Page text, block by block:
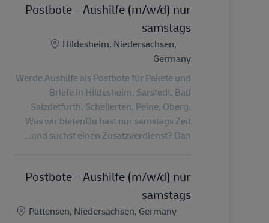
Postbote – Aushilfe (m/w/d) nur
samstags
الموقع
Hildesheim, Niedersachsen,
Germany
Werde Aushilfe als Postbote für Pakete und
Briefe in Hildesheim, Sarstedt, Bad
Salzdetfurth, Schellerten, Peine, Oberg.
Was wir bietenDu hast nur samstags Zeit
und suchst einen Zusatzverdienst? Dan...
Postbote – Aushilfe (m/w/d) nur
samstags
الموقع
Pattensen, Niedersachsen, Germany